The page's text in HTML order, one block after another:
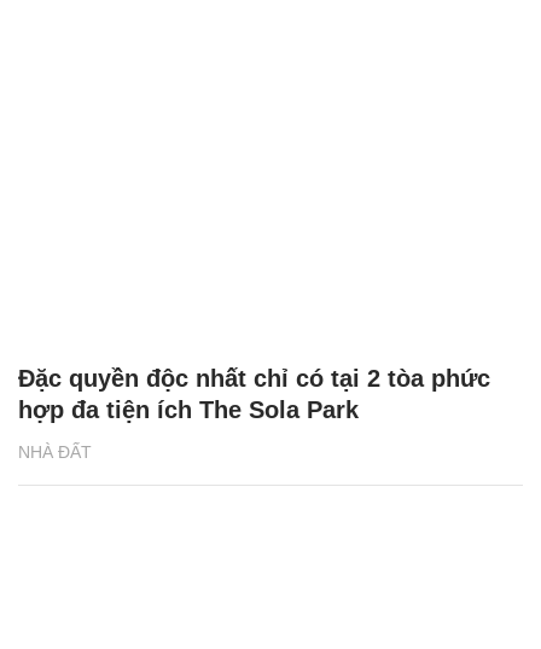
NHÀ ĐẤT
Đặc quyền độc nhất chỉ có tại 2 tòa phức
hợp đa tiện ích The Sola Park